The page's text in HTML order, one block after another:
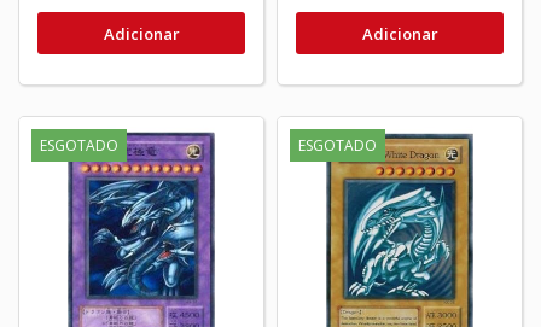
Adicionar Adicionar
ESGOTADO ESGOTADO